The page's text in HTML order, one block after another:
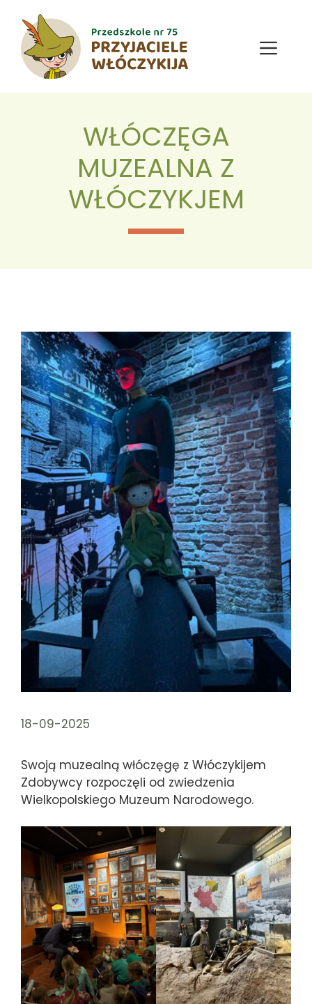
treści
Menu
WŁÓCZĘGA
MUZEALNA Z
WŁÓCZYKJEM
18-09-2025
Swoją muzealną włóczęgę z Włóczykijem
Zdobywcy rozpoczęli od zwiedzenia
Wielkopolskiego Muzeum Narodowego.